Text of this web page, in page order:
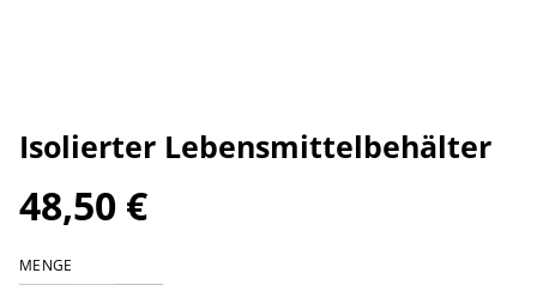
Isolierter Lebensmittelbehälter
48,50 €
MENGE